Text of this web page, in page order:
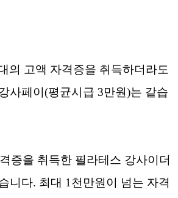
의 고액 자격증을 취득하더라도
사페이(평균시급 3만원)는 같습
증을 취득한 필라테스 강사이더
니다. 최대 1천만원이 넘는 자격